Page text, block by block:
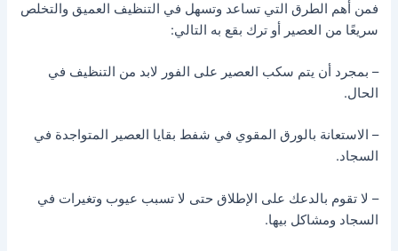
فمن أهم الطرق التي تساعد وتسهل في التنظيف العميق والتخلص
سريعًا من العصير أو ترك بقع به التالي:
– بمجرد أن يتم سكب العصير على الفور لابد من التنظيف في
الحال.
– الاستعانة بالورق المقوي في شفط بقايا العصير المتواجدة في
السجاد.
– لا تقوم بالدعك على الإطلاق حتى لا تسبب عيوب وتغيرات في
السجاد ومشاكل بيها.